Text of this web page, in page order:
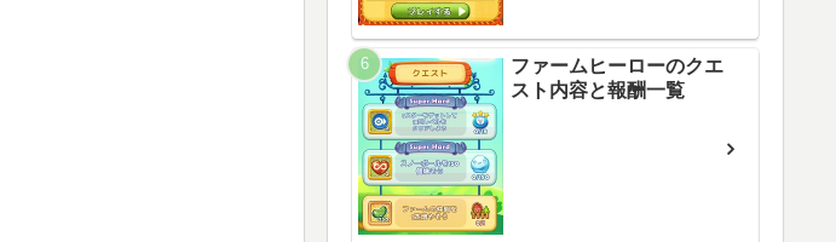
ファームヒーローのクエ
スト内容と報酬一覧